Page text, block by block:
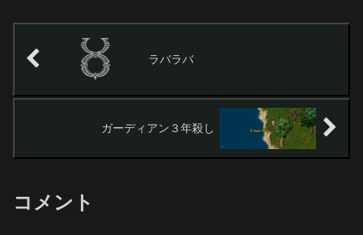
ラバラバ
ガーディアン３年殺し
コメント